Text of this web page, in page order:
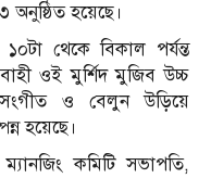
অনুষ্ঠিত হয়েছে।
থেকে বিকাল পর্যন্ত
ওই মুর্শিদ মুজিব উচ্চ
সংগীত ও বেলুন উড়িয়ে
হয়েছে।
কমিটি সভাপতি,